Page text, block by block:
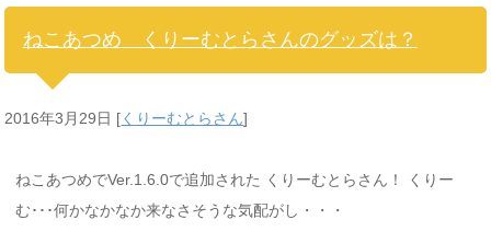
ねこあつめ くりーむとらさんのグッズは？
2016年3月29日 [くりーむとらさん]
ねこあつめでVer.1.6.0で追加された くりーむとらさん！ くりー
む･･･何かなかなか来なさそうな気配がし・・・